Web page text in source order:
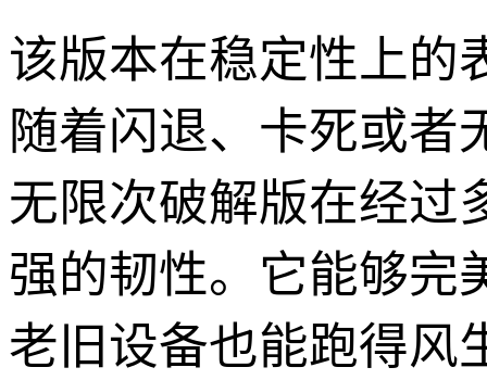
该版本在稳定性上的
随着闪退、卡死或者
无限次破解版在经过
强的韧性。它能够完
老旧设备也能跑得风